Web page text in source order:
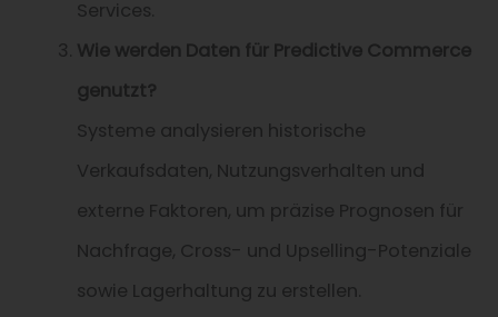
Services.
Wie werden Daten für Predictive Commerce
genutzt?
Systeme analysieren historische
Verkaufsdaten, Nutzungsverhalten und
externe Faktoren, um präzise Prognosen für
Nachfrage, Cross- und Upselling-Potenziale
sowie Lagerhaltung zu erstellen.